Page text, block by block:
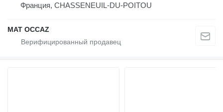
Франция, CHASSENEUIL-DU-POITOU
MAT OCCAZ